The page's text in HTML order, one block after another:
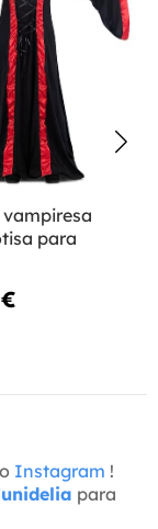
para
Instagram !
para